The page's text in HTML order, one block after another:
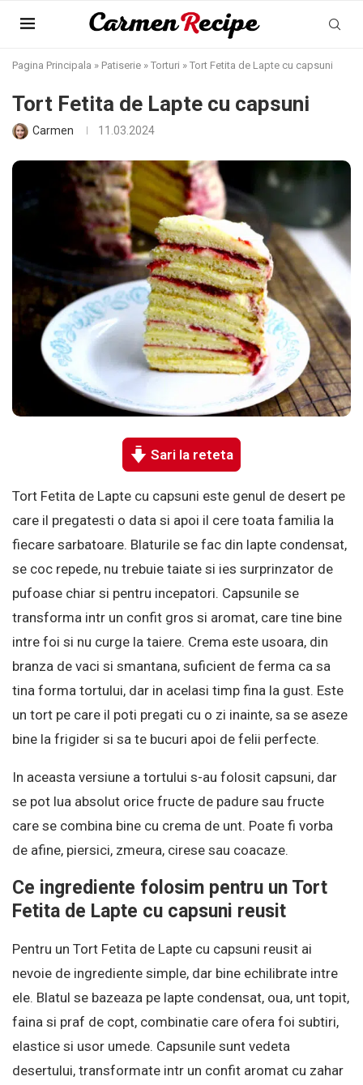
Pagina Principala » Patiserie » Torturi » Tort Fetita de Lapte cu capsuni
Tort Fetita de Lapte cu capsuni
Carmen 11.03.2024
Sari la reteta
Tort Fetita de Lapte cu capsuni este genul de desert pe
care il pregatesti o data si apoi il cere toata familia la
fiecare sarbatoare. Blaturile se fac din lapte condensat,
se coc repede, nu trebuie taiate si ies surprinzator de
pufoase chiar si pentru incepatori. Capsunile se
transforma intr un confit gros si aromat, care tine bine
intre foi si nu curge la taiere. Crema este usoara, din
branza de vaci si smantana, suficient de ferma ca sa
tina forma tortului, dar in acelasi timp fina la gust. Este
un tort pe care il poti pregati cu o zi inainte, sa se aseze
bine la frigider si sa te bucuri apoi de felii perfecte.
In aceasta versiune a tortului s-au folosit capsuni, dar
se pot lua absolut orice fructe de padure sau fructe
care se combina bine cu crema de unt. Poate fi vorba
de afine, piersici, zmeura, cirese sau coacaze.
Ce ingrediente folosim pentru un Tort
Fetita de Lapte cu capsuni reusit
Pentru un Tort Fetita de Lapte cu capsuni reusit ai
nevoie de ingrediente simple, dar bine echilibrate intre
ele. Blatul se bazeaza pe lapte condensat, oua, unt topit,
faina si praf de copt, combinatie care ofera foi subtiri,
elastice si usor umede. Capsunile sunt vedeta
desertului, transformate intr un confit aromat cu zahar